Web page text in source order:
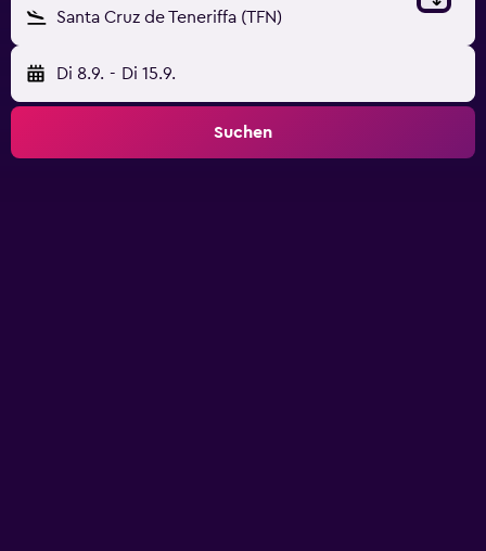
Santa Cruz de Teneriffa (TFN)
Di 8.9. - Di 15.9.
Suchen